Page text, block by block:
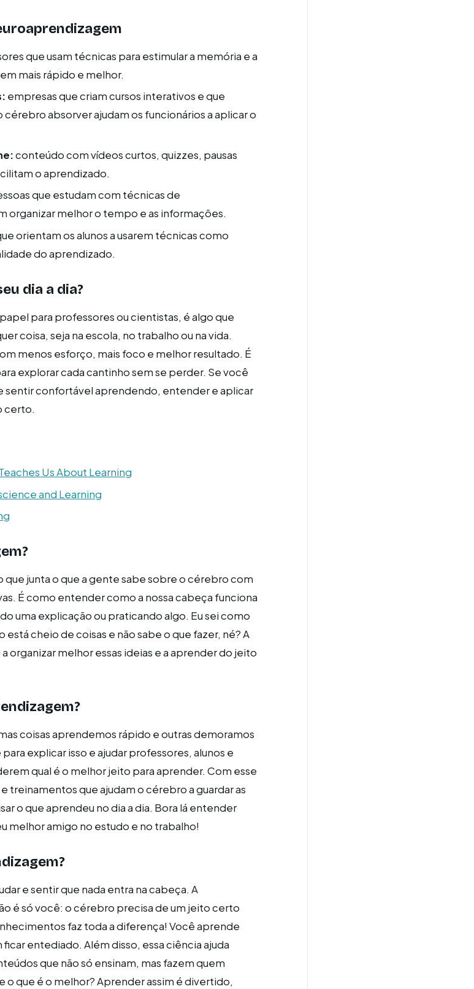
que usam técnicas para estimular a memória e a
mais rápido e melhor.
empresas que criam cursos interativos e que
absorver ajudam os funcionários a aplicar o
conteúdo com vídeos curtos, quizzes, pausas
o aprendizado.
que estudam com técnicas de
organizar melhor o tempo e as informações.
orientam os alunos a usarem técnicas como
do aprendizado.
dia a dia?
para professores ou cientistas, é algo que
coisa, seja na escola, no trabalho ou na vida.
menos esforço, mais foco e melhor resultado. É
explorar cada cantinho sem se perder. Se você
sentir confortável aprendendo, entender e aplicar
certo.
Us About Learning
and Learning
que junta o que a gente sabe sobre o cérebro com
É como entender como a nossa cabeça funciona
uma explicação ou praticando algo. Eu sei como
cheio de coisas e não sabe o que fazer, né? A
organizar melhor essas ideias e a aprender do jeito
coisas aprendemos rápido e outras demoramos
explicar isso e ajudar professores, alunos e
qual é o melhor jeito para aprender. Com esse
treinamentos que ajudam o cérebro a guardar as
o que aprendeu no dia a dia. Bora lá entender
melhor amigo no estudo e no trabalho!
e sentir que nada entra na cabeça. A
é só você: o cérebro precisa de um jeito certo
faz toda a diferença! Você aprende
entediado. Além disso, essa ciência ajuda
que não só ensinam, mas fazem quem
o que é o melhor? Aprender assim é divertido,